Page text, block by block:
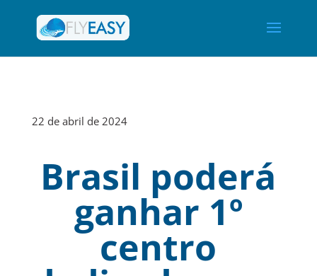
22 de abril de 2024
Brasil poderá
ganhar 1º
centro